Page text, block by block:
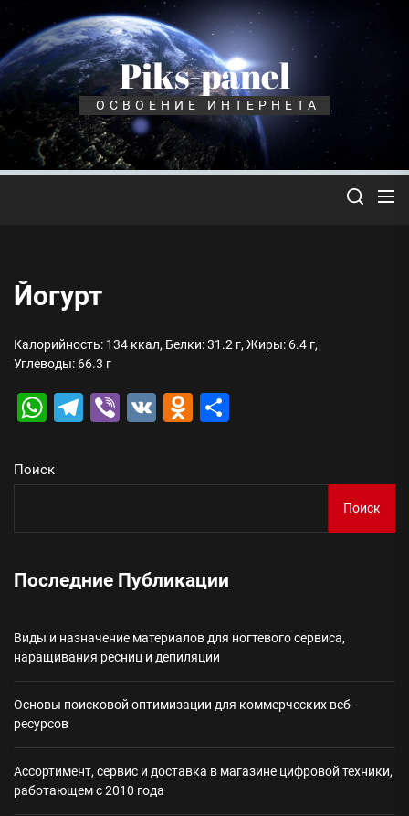
Перейти
содержимому
Piks-panel
ОСВОЕНИЕ ИНТЕРНЕТА
Йогурт
Калорийность: 134 ккал, Белки: 31.2 г, Жиры: 6.4 г,
Углеводы: 66.3 г
WhatsApp
Telegram
Viber
VK Odnoklassniki
Поиск
Поиск
Последние Публикации
Виды и назначение материалов для ногтевого сервиса,
наращивания ресниц и депиляции
Основы поисковой оптимизации для коммерческих веб-
ресурсов
Ассортимент, сервис и доставка в магазине цифровой техники,
работающем с 2010 года